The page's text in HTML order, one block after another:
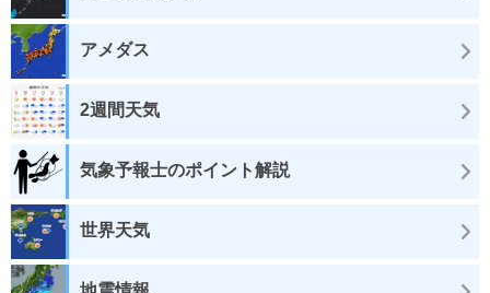
アメダス
2週間天気
気象予報士のポイント解説
世界天気